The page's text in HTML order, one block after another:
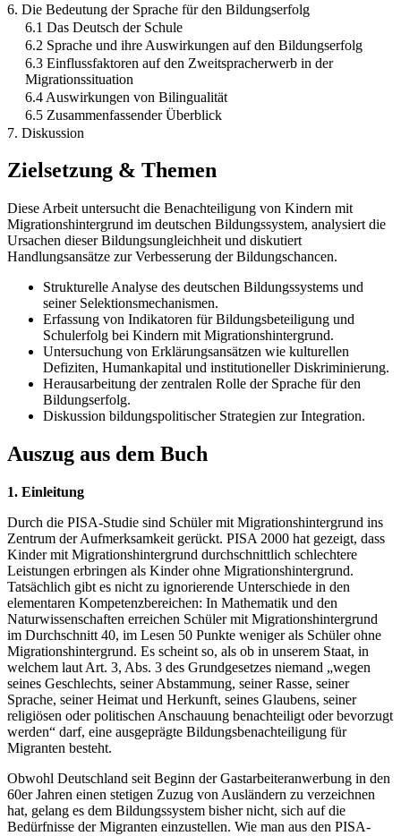
6. Die Bedeutung der Sprache für den Bildungserfolg
6.1 Das Deutsch der Schule
6.2 Sprache und ihre Auswirkungen auf den Bildungserfolg
6.3 Einflussfaktoren auf den Zweitspracherwerb in der
Migrationssituation
6.4 Auswirkungen von Bilingualität
6.5 Zusammenfassender Überblick
7. Diskussion
Zielsetzung & Themen
Diese Arbeit untersucht die Benachteiligung von Kindern mit
Migrationshintergrund im deutschen Bildungssystem, analysiert die
Ursachen dieser Bildungsungleichheit und diskutiert
Handlungsansätze zur Verbesserung der Bildungschancen.
Strukturelle Analyse des deutschen Bildungssystems und
seiner Selektionsmechanismen.
Erfassung von Indikatoren für Bildungsbeteiligung und
Schulerfolg bei Kindern mit Migrationshintergrund.
Untersuchung von Erklärungsansätzen wie kulturellen
Defiziten, Humankapital und institutioneller Diskriminierung.
Herausarbeitung der zentralen Rolle der Sprache für den
Bildungserfolg.
Diskussion bildungspolitischer Strategien zur Integration.
Auszug aus dem Buch
1. Einleitung
Durch die PISA-Studie sind Schüler mit Migrationshintergrund ins
Zentrum der Aufmerksamkeit gerückt. PISA 2000 hat gezeigt, dass
Kinder mit Migrationshintergrund durchschnittlich schlechtere
Leistungen erbringen als Kinder ohne Migrationshintergrund.
Tatsächlich gibt es nicht zu ignorierende Unterschiede in den
elementaren Kompetenzbereichen: In Mathematik und den
Naturwissenschaften erreichen Schüler mit Migrationshintergrund
im Durchschnitt 40, im Lesen 50 Punkte weniger als Schüler ohne
Migrationshintergrund. Es scheint so, als ob in unserem Staat, in
welchem laut Art. 3, Abs. 3 des Grundgesetzes niemand „wegen
seines Geschlechts, seiner Abstammung, seiner Rasse, seiner
Sprache, seiner Heimat und Herkunft, seines Glaubens, seiner
religiösen oder politischen Anschauung benachteiligt oder bevorzugt
werden“ darf, eine ausgeprägte Bildungsbenachteiligung für
Migranten besteht.
Obwohl Deutschland seit Beginn der Gastarbeiteranwerbung in den
60er Jahren einen stetigen Zuzug von Ausländern zu verzeichnen
hat, gelang es dem Bildungssystem bisher nicht, sich auf die
Bedürfnisse der Migranten einzustellen. Wie man aus den PISA-